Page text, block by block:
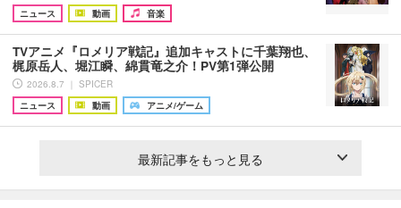
ニュース
動画 音楽
TVアニメ『ロメリア戦記』追加キャストに千葉翔也、
梶原岳人、堀江瞬、綿貫竜之介！PV第1弾公開
2026.8.7 ｜ SPICER
ニュース
動画 アニメ/ゲーム
最新記事をもっと見る